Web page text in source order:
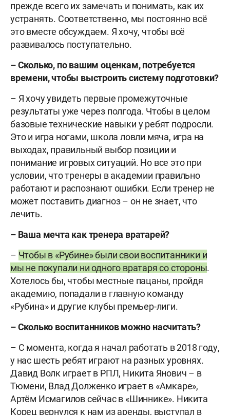
прежде всего их замечать и понимать, как их
устранять. Соответственно, мы постоянно всё
это вместе обсуждаем. Я хочу, чтобы всё
развивалось поступательно.
– Сколько, по вашим оценкам, потребуется
времени, чтобы выстроить систему подготовки?
– Я хочу увидеть первые промежуточные
результаты уже через полгода. Чтобы в целом
базовые технические навыки у ребят подросли.
Это и игра ногами, школа ловли мяча, игра на
выходах, правильный выбор позиции и
понимание игровых ситуаций. Но все это при
условии, что тренеры в академии правильно
работают и распознают ошибки. Если тренер не
может поставить диагноз – он не знает, что
лечить.
– Ваша мечта как тренера вратарей?
– Чтобы в «Рубине» были свои воспитанники и
мы не покупали ни одного вратаря со стороны.
Хотелось бы, чтобы местные пацаны, пройдя
академию, попадали в главную команду
«Рубина» и другие клубы премьер-лиги.
– Сколько воспитанников можно насчитать?
– С момента, когда я начал работать в 2018 году,
у нас шесть ребят играют на разных уровнях.
Давид Волк играет в РПЛ, Никита Янович – в
Тюмени, Влад Долженко играет в «Амкаре»,
Артём Исмагилов сейчас в «Шиннике». Никита
Корец вернулся к нам из аренды, выступал в